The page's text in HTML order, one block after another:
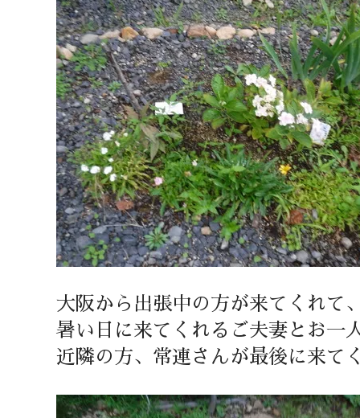
大阪から出張中の方が来てくれて
暑い日に来てくれるご夫妻とお一
近隣の方、常連さんが最後に来て